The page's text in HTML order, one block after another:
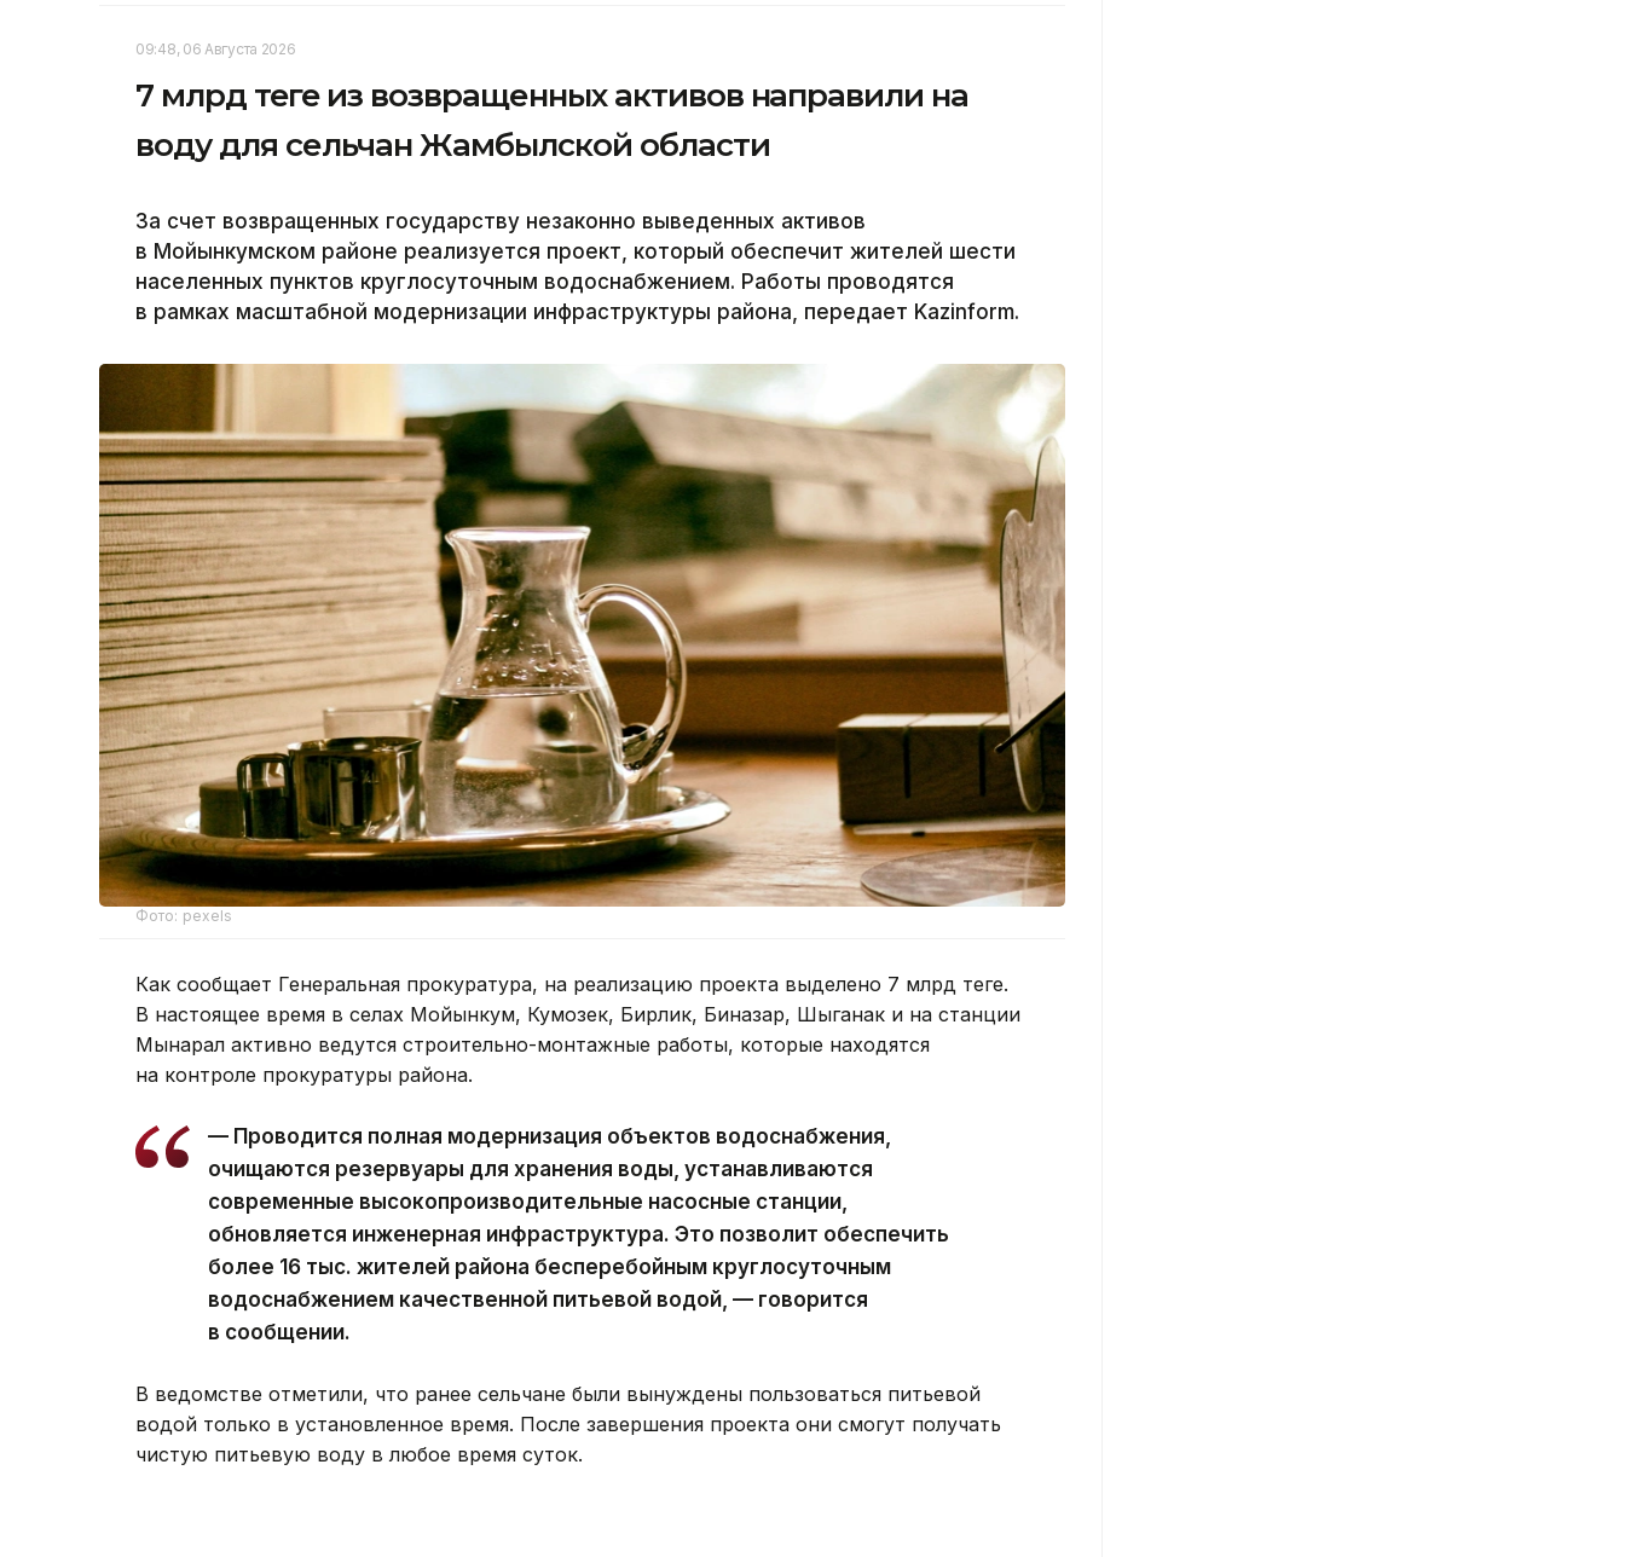
09:48, 06 Августа 2026
7 млрд теңге из возвращенных активов направили на
воду для сельчан Жамбылской области
За счет возвращенных государству незаконно выведенных активов
в Мойынкумском районе реализуется проект, который обеспечит жителей шести
населенных пунктов круглосуточным водоснабжением. Работы проводятся
в рамках масштабной модернизации инфраструктуры района, передает Kazinform.
Фото: pexels
Как сообщает Генеральная прокуратура, на реализацию проекта выделено 7 млрд теңге.
В настоящее время в селах Мойынкум, Кумозек, Бирлик, Биназар, Шыганак и на станции
Мынарал активно ведутся строительно-монтажные работы, которые находятся
на контроле прокуратуры района.
— Проводится полная модернизация объектов водоснабжения,
очищаются резервуары для хранения воды, устанавливаются
современные высокопроизводительные насосные станции,
обновляется инженерная инфраструктура. Это позволит обеспечить
более 16 тыс. жителей района бесперебойным круглосуточным
водоснабжением качественной питьевой водой, — говорится
в сообщении.
В ведомстве отметили, что ранее сельчане были вынуждены пользоваться питьевой
водой только в установленное время. После завершения проекта они смогут получать
чистую питьевую воду в любое время суток.